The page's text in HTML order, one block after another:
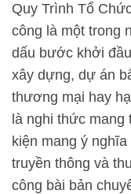
Quy Trình Tổ
công là một trong
dấu bước khởi
xây dựng, dự án
thương mại hay
là nghi thức
kiện mang ý
truyền thông và
công bài bản